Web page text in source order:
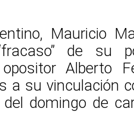
Mauricio
de su
Alberto
a su vinculación
domingo de